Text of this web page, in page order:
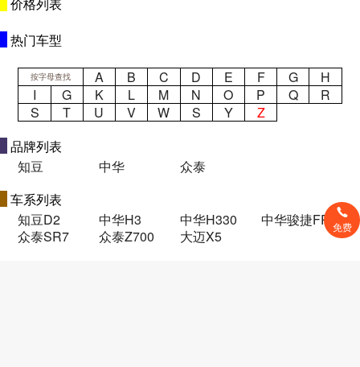
热门车型
按字母查找 A B C D E F G
H
I
G K L M N O P Q
R
S
T U V W S Y
Z
品牌列表
知豆
中华
众泰
车系列表
知豆D2
中华H3 中华H330
中华骏捷FRV
众泰SR7
众泰Z700 大迈X5
免费